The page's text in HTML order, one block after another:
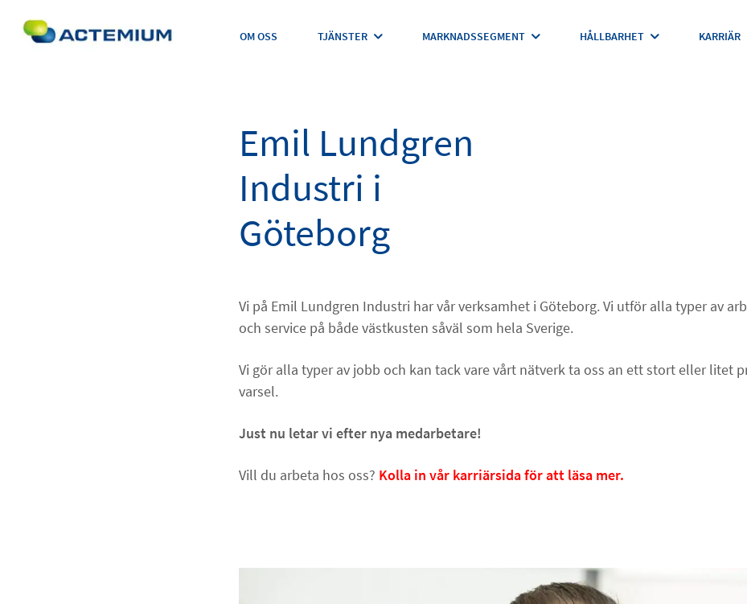
OM OSS TJÄNSTER MARKNADSSEGMENT HÅLLBARHET KARRIÄR
Emil Lundgren
Industri i
Göteborg
Vi på Emil Lundgren Industri har vår verksamhet i Göteborg. Vi utför alla typer av
och service på både västkusten såväl som hela Sverige.
Vi gör alla typer av jobb och kan tack vare vårt nätverk ta oss an ett stort eller litet
varsel.
Just nu letar vi efter nya medarbetare!
Vill du arbeta hos oss? Kolla in vår karriärsida för att läsa mer.